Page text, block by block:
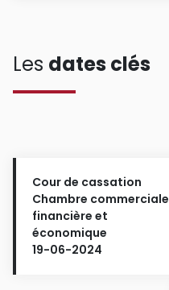
Les dates clés
Cour de cassation
Chambre commerciale
financière et
économique
19-06-2024